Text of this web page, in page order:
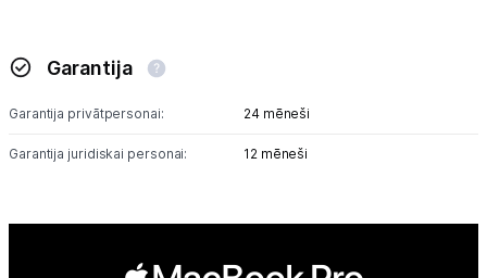
Garantija
Garantija privātpersonai: 24 mēneši
Garantija juridiskai personai: 12 mēneši